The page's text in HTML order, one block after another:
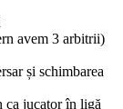
avem 3 arbitrii)
și schimbarea
ca jucator în ligă